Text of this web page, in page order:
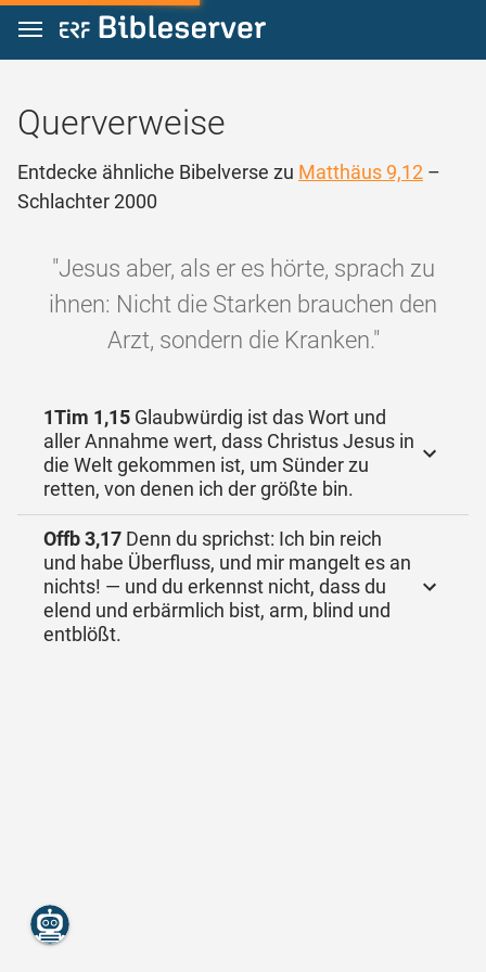
Zum Inhalt springen
Querverweise
Entdecke ähnliche Bibelverse zu Matthäus 9,12 –
Schlachter 2000
"Jesus aber, als er es hörte, sprach zu
ihnen: Nicht die Starken brauchen den
Arzt, sondern die Kranken."
1Tim 1,15 Glaubwürdig ist das Wort und
aller Annahme wert, dass Christus Jesus in
die Welt gekommen ist, um Sünder zu
retten, von denen ich der größte bin.
Offb 3,17 Denn du sprichst: Ich bin reich
und habe Überfluss, und mir mangelt es an
nichts! — und du erkennst nicht, dass du
elend und erbärmlich bist, arm, blind und
entblößt.